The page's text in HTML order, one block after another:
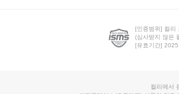
[인증범위] 컬리
(심사받지 않은
[유효기간]
컬리에서